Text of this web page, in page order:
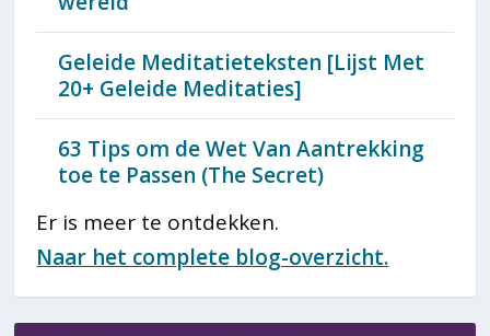
Geleide Meditatieteksten [Lijst Met
20+ Geleide Meditaties]
63 Tips om de Wet Van Aantrekking
toe te Passen (The Secret)
Er is meer te ontdekken.
Naar het complete blog-overzicht.